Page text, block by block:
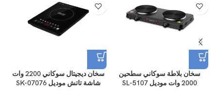
سخان بلاطة سوكاني سطحين
2000 وات موديل SL-5107
سخان ديجيتال سوكاني 2200 وات
شاشة تاتش موديل SK-07076